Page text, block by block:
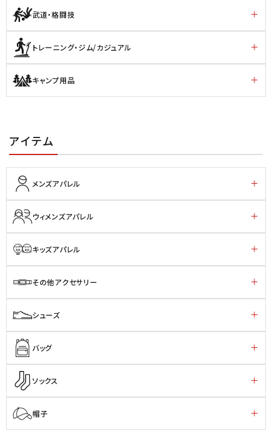
武道・格闘技
トレーニング・ジム/カジュアル
キャンプ用品
アイテム
メンズアパレル
ウィメンズアパレル
キッズアパレル
その他アクセサリー
シューズ
バッグ
ソックス
帽子